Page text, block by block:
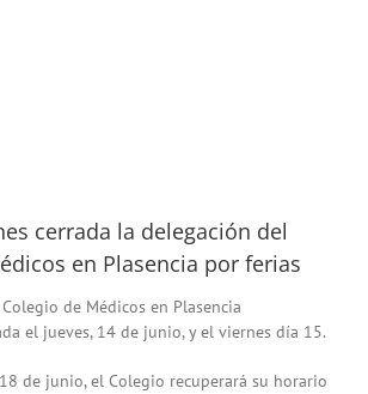
cerrada la delegación del
en Plasencia por ferias
de Médicos en Plasencia
el jueves, 14 de junio, y el viernes día 15.
de junio, el Colegio recuperará su horario